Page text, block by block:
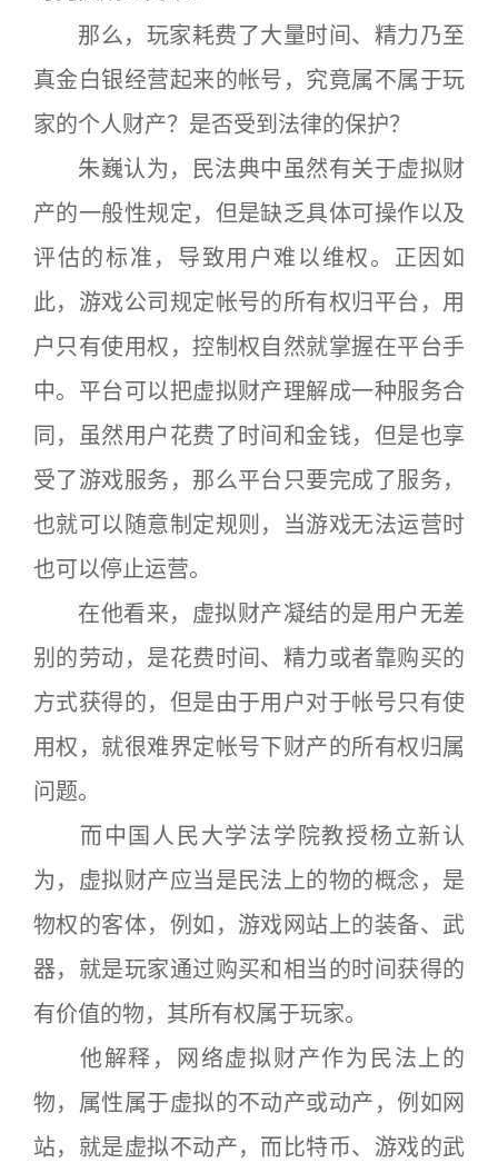
那么，玩家耗费了大量时间、精力乃至
真金白银经营起来的帐号，究竟属不属于玩
家的个人财产？是否受到法律的保护？
朱巍认为，民法典中虽然有关于虚拟财
产的一般性规定，但是缺乏具体可操作以及
评估的标准，导致用户难以维权。正因如
此，游戏公司规定帐号的所有权归平台，用
户只有使用权，控制权自然就掌握在平台手
中。平台可以把虚拟财产理解成一种服务合
同，虽然用户花费了时间和金钱，但是也享
受了游戏服务，那么平台只要完成了服务，
也就可以随意制定规则，当游戏无法运营时
也可以停止运营。
在他看来，虚拟财产凝结的是用户无差
别的劳动，是花费时间、精力或者靠购买的
方式获得的，但是由于用户对于帐号只有使
用权，就很难界定帐号下财产的所有权归属
问题。
而中国人民大学法学院教授杨立新认
为，虚拟财产应当是民法上的物的概念，是
物权的客体，例如，游戏网站上的装备、武
器，就是玩家通过购买和相当的时间获得的
有价值的物，其所有权属于玩家。
他解释，网络虚拟财产作为民法上的
物，属性属于虚拟的不动产或动产，例如网
站，就是虚拟不动产，而比特币、游戏的武